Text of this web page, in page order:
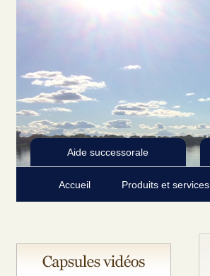
Aide successorale
Accueil Produits et services